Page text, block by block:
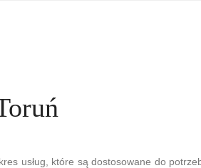
usług, które są dostosowane do